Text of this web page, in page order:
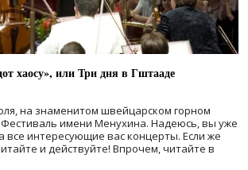
хаосу», или Три дня в Гштааде
на знаменитом швейцарском горном
Фестиваль имени Менухина. Надеюсь, вы уже
все интересующие вас концерты. Если же
и действуйте! Впрочем, читайте в